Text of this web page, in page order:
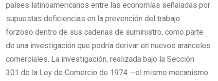
países latinoamericanos entre las economías señaladas por
supuestas deficiencias en la prevención del trabajo
forzoso dentro de sus cadenas de suministro, como parte
de una investigación que podría derivar en nuevos aranceles
comerciales. La investigación, realizada bajo la Sección
301 de la Ley de Comercio de 1974 —el mismo mecanismo